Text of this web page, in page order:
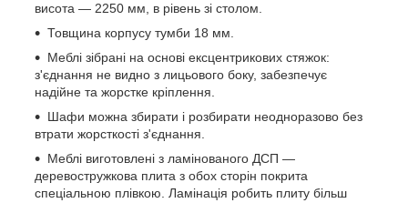
висота — 2250 мм, в рівень зі столом.
Товщина корпусу тумби 18 мм.
Меблі зібрані на основі ексцентрикових стяжок:
з'єднання не видно з лицьового боку, забезпечує
надійне та жорстке кріплення.
Шафи можна збирати і розбирати неодноразово без
втрати жорсткості з'єднання.
Меблі виготовлені з ламінованого ДСП —
деревостружкова плита з обох сторін покрита
спеціальною плівкою. Ламінація робить плиту більш